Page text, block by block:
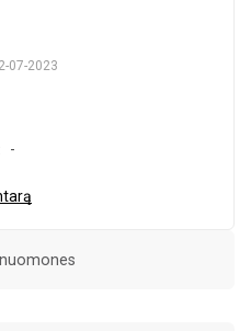
07-2023
-